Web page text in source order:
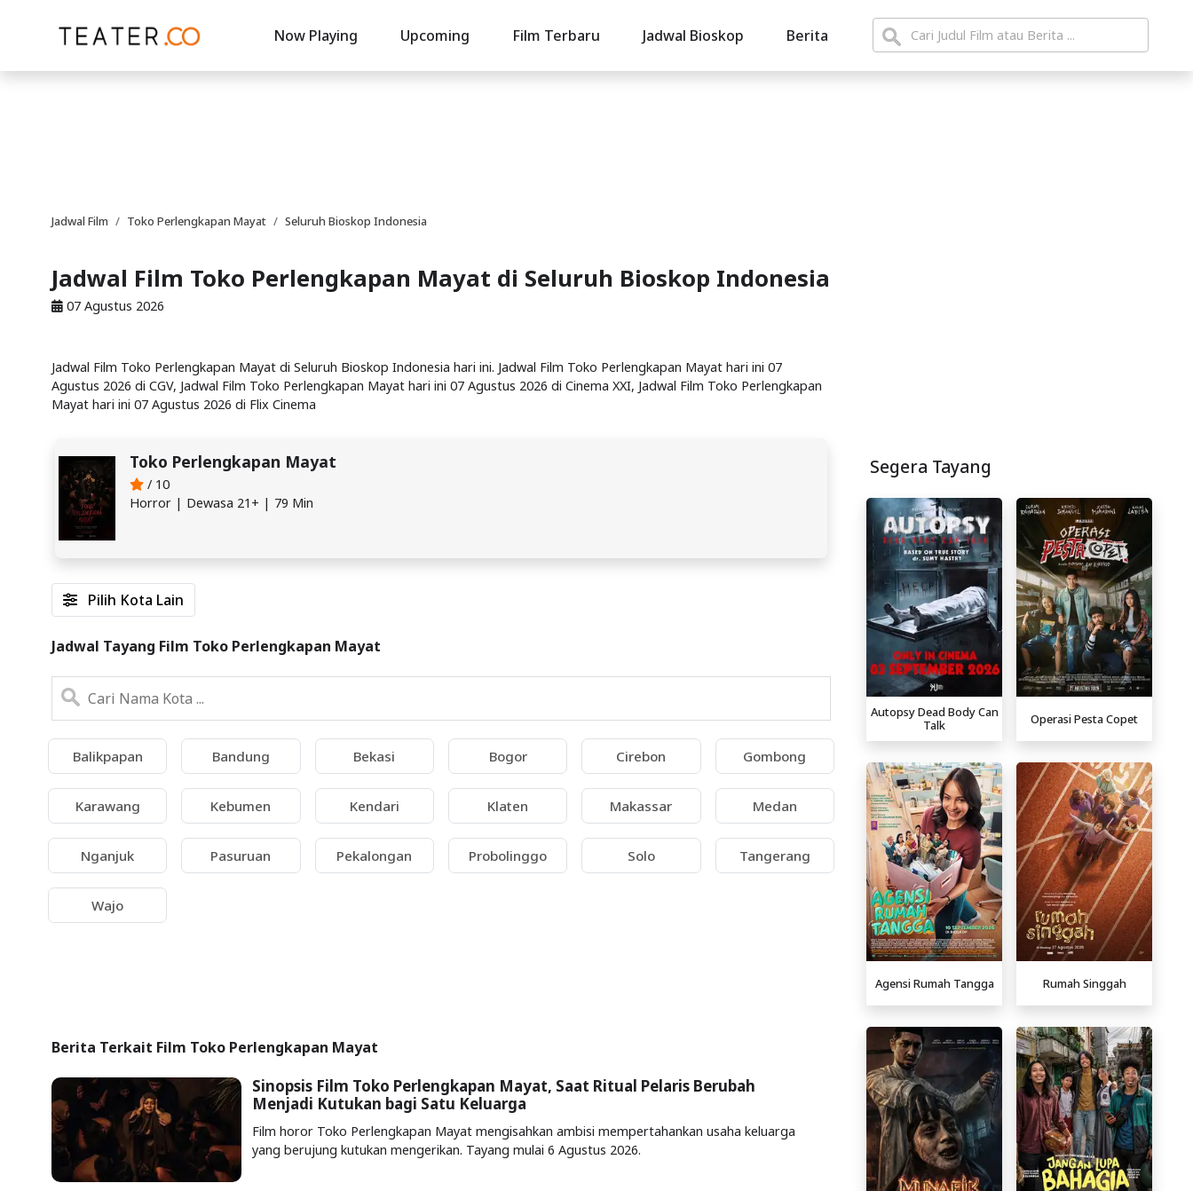
Now Playing Upcoming Film Terbaru Jadwal Bioskop Berita
Jadwal Film Toko Perlengkapan Mayat Seluruh Bioskop Indonesia
Jadwal Film Toko Perlengkapan Mayat di Seluruh Bioskop Indonesia
07 Agustus 2026
Jadwal Film Toko Perlengkapan Mayat di Seluruh Bioskop Indonesia hari ini. Jadwal Film Toko Perlengkapan Mayat hari ini 07
Agustus 2026 di CGV, Jadwal Film Toko Perlengkapan Mayat hari ini 07 Agustus 2026 di Cinema XXI, Jadwal Film Toko Perlengkapan
Mayat hari ini 07 Agustus 2026 di Flix Cinema
Toko Perlengkapan Mayat
/ 10
Horror | Dewasa 21+ | 79 Min
Pilih Kota Lain
Jadwal Tayang Film Toko Perlengkapan Mayat
Balikpapan Bandung Bekasi Bogor Cirebon Gombong
Karawang Kebumen Kendari Klaten Makassar Medan
Nganjuk Pasuruan Pekalongan Probolinggo Solo Tangerang
Wajo
Berita Terkait Film Toko Perlengkapan Mayat
Sinopsis Film Toko Perlengkapan Mayat, Saat Ritual Pelaris Berubah
Menjadi Kutukan bagi Satu Keluarga
Film horor Toko Perlengkapan Mayat mengisahkan ambisi mempertahankan usaha keluarga
yang berujung kutukan mengerikan. Tayang mulai 6 Agustus 2026.
Segera Tayang
Autopsy Dead Body Can
Talk
Operasi Pesta Copet
Agensi Rumah Tangga Rumah Singgah